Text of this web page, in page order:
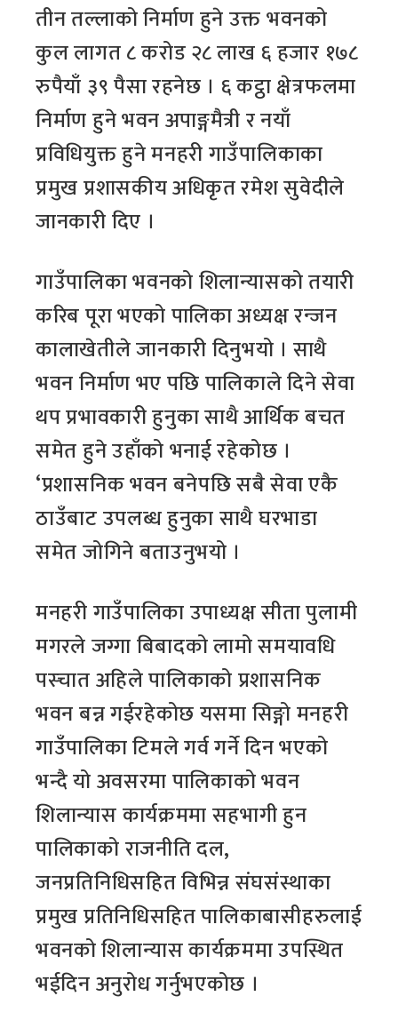
तीन तल्लाको निर्माण हुने उक्त भवनको
कुल लागत ८ करोड २८ लाख ६ हजार १७८
रुपैयाँ ३९ पैसा रहनेछ । ६ कट्ठा क्षेत्रफलमा
निर्माण हुने भवन अपाङ्गमैत्री र नयाँ
प्रविधियुक्त हुने मनहरी गाउँपालिकाका
प्रमुख प्रशासकीय अधिकृत रमेश सुवेदीले
जानकारी दिए ।
गाउँपालिका भवनको शिलान्यासको तयारी
करिब पूरा भएको पालिका अध्यक्ष रन्जन
कालाखेतीले जानकारी दिनुभयो । साथै
भवन निर्माण भए पछि पालिकाले दिने सेवा
थप प्रभावकारी हुनुका साथै आर्थिक बचत
समेत हुने उहाँको भनाई रहेकोछ ।
‘प्रशासनिक भवन बनेपछि सबै सेवा एकै
ठाउँबाट उपलब्ध हुनुका साथै घरभाडा
समेत जोगिने बताउनुभयो ।
मनहरी गाउँपालिका उपाध्यक्ष सीता पुलामी
मगरले जग्गा बिबादको लामो समयावधि
पस्चात अहिले पालिकाको प्रशासनिक
भवन बन्न गईरहेकोछ यसमा सिङ्गो मनहरी
गाउँपालिका टिमले गर्व गर्ने दिन भएको
भन्दै यो अवसरमा पालिकाको भवन
शिलान्यास कार्यक्रममा सहभागी हुन
पालिकाको राजनीति दल,
जनप्रतिनिधिसहित विभिन्न संघसंस्थाका
प्रमुख प्रतिनिधिसहित पालिकाबासीहरुलाई
भवनको शिलान्यास कार्यक्रममा उपस्थित
भईदिन अनुरोध गर्नुभएकोछ ।